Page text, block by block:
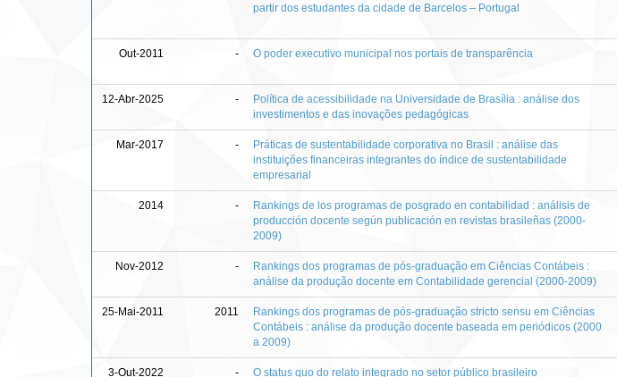
partir dos estudantes da cidade de Barcelos – Portugal
Out-2011 - O poder executivo municipal nos portais de transparência
12-Abr-2025 -
Política de acessibilidade na Universidade de Brasília : análise dos
investimentos e das inovações pedagógicas
Mar-2017 -
Práticas de sustentabilidade corporativa no Brasil : análise das
instituições financeiras integrantes do índice de sustentabilidade
empresarial
2014 -
Rankings de los programas de posgrado en contabilidad : análisis de
producción docente según publicación en revistas brasileñas (2000-
2009)
Nov-2012 -
Rankings dos programas de pós-graduação em Ciências Contábeis :
análise da produção docente em Contabilidade gerencial (2000-2009)
25-Mai-2011 2011
Rankings dos programas de pós-graduação stricto sensu em Ciências
Contábeis : análise da produção docente baseada em periódicos (2000
a 2009)
3-Out-2022 - O status quo do relato integrado no setor público brasileiro